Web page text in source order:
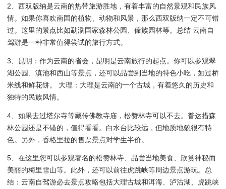
2、西双版纳是云南的热带旅游胜地，有着丰富的自然景观和民族风
情。如果你喜欢南国的植物、动物和风景，那么西双版纳一定不可错
过。这里的景点比如勐泐国家森林公园、傣族园林等。总结 云南自
驾游是一种非常值得尝试的旅行方式。
3、昆明：作为云南的省会，昆明是云南旅行的起点。你可以参观翠
湖公园、滇池和西山等景点，还可以品尝到当地的特色小吃，如过桥
米线和鲜花饼。 大理：大理是云南的一个古城，有着悠久的历史和
独特的民族风情。
4、如果去过塔尔寺等藏传佛教寺庙，松赞林寺可以不去。普达措森
林公园还是不错的，值得看看。白水台比较远，但地质地貌很有特
色。另外，香格里拉的售票景点对学生半价。
5、在这里您可以参观著名的松赞林寺、品尝当地美食、欣赏神秘而
美丽的梅里雪山等。此外，还可以前往虎跳峡等周边景点游玩。总
结：云南自驾游必去景点攻略包括大理古城和洱海、泸沽湖、虎跳峡